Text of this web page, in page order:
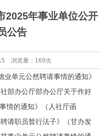
2025年事业单位公开
公告
浏览量：169次
单元公然聘请事情的通知》
部办公厅部办公厅关于作好
情的通知》（人社厅函
请职员暂行法子》（甘办发